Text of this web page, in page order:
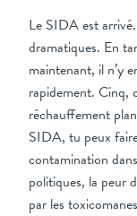
Le SIDA est
dramatiques. En
maintenant, il n’y
rapidement. Cinq,
réchauffement
SIDA, tu peux
contamination
politiques, la peur
par les